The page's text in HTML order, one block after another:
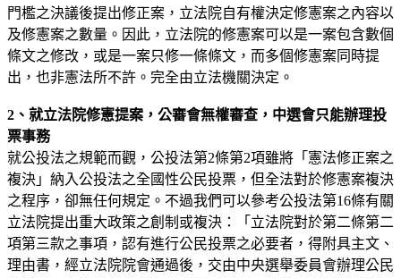
門檻之決議後提出修正案，立法院自有權決定修憲案之內容以
及修憲案之數量。因此，立法院的修憲案可以是一案包含數個
條文之修改，或是一案只修一條條文，而多個修憲案同時提
出，也非憲法所不許。完全由立法機關決定。
2 、就立法院修憲提案，公審會無權審查，中選會只能辦理投
票事務
就公投法之規範而觀，公投法第2條第2項雖將「憲法修正案之
複決」納入公投法之全國性公民投票，但全法對於修憲案複決
之程序，卻無任何規定。不過我們可以參考公投法第16條有關
立法院提出重大政策之創制或複決：「立法院對於第二條第二
項第三款之事項，認有進行公民投票之必要者，得附具主文、
理由書，經立法院院會通過後，交由中央選舉委員會辦理公民